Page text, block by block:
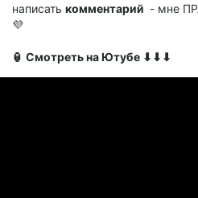
написать комментарий - мне
💜
🏮 Смотреть на Ютубе ⬇⬇⬇